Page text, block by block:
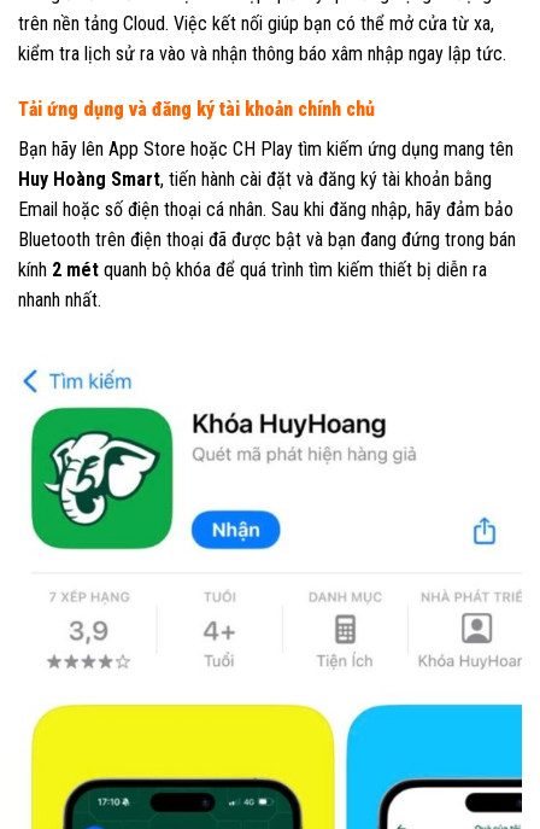
trên nền tảng Cloud. Việc kết nối giúp bạn có thể mở cửa từ xa,
kiểm tra lịch sử ra vào và nhận thông báo xâm nhập ngay lập tức.
Tải ứng dụng và đăng ký tài khoản chính chủ
Bạn hãy lên App Store hoặc CH Play tìm kiếm ứng dụng mang tên
Huy Hoàng Smart, tiến hành cài đặt và đăng ký tài khoản bằng
Email hoặc số điện thoại cá nhân. Sau khi đăng nhập, hãy đảm bảo
Bluetooth trên điện thoại đã được bật và bạn đang đứng trong bán
kính 2 mét quanh bộ khóa để quá trình tìm kiếm thiết bị diễn ra
nhanh nhất.